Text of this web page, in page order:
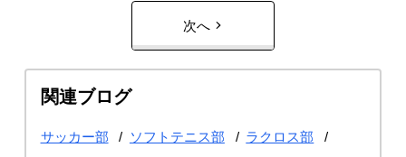
次へ
関連ブログ
サッカー部 ソフトテニス部 ラクロス部